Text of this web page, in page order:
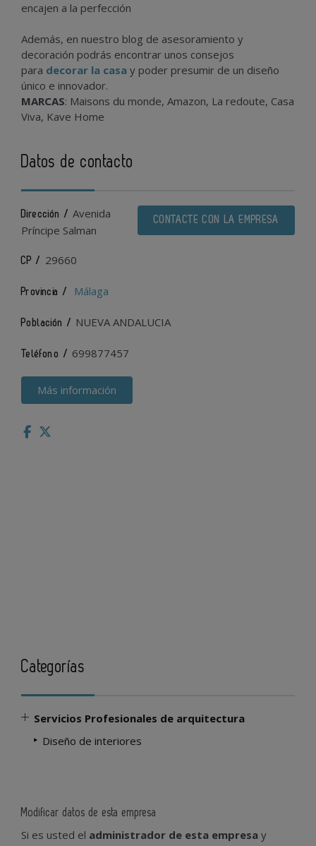
encajen a la perfección
Además, en nuestro blog de asesoramiento y
decoración podrás encontrar unos consejos
para decorar la casa y poder presumir de un diseño
único e innovador.
MARCAS: Maisons du monde, Amazon, La redoute, Casa
Viva, Kave Home
Datos de contacto
CONTACTE CON LA EMPRESA
Dirección / Avenida
Príncipe Salman
CP / 29660
Provincia / Málaga
Población / NUEVA ANDALUCIA
Teléfono / 699877457
Más información
Categorías
Servicios Profesionales de arquitectura
Diseño de interiores
Modificar datos de esta empresa
Si es usted el administrador de esta empresa y